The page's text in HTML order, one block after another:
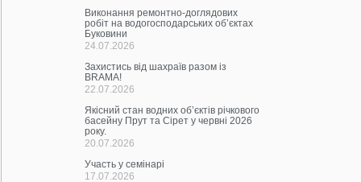
Виконання ремонтно-доглядових
робіт на водогосподарських об’єктах
Буковини
24.07.2026
Захистись від шахраїв разом із
BRAMA!
22.07.2026
Якісний стан водних об’єктів річкового
басейну Прут та Сірет у червні 2026
року.
20.07.2026
Участь у семінарі
17.07.2026